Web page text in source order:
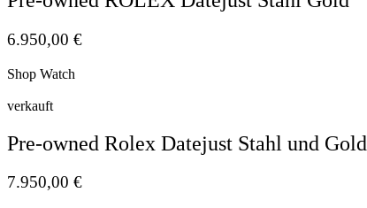
6.950,00 €
Shop Watch
verkauft
Pre-owned Rolex Datejust Stahl und Gold
7.950,00 €